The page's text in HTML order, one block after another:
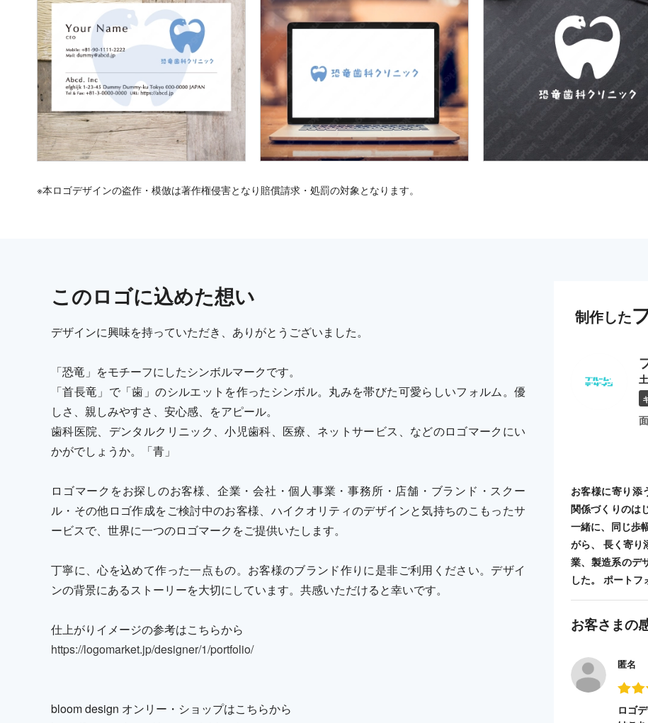
※本ロゴデザインの盗作・模倣は著作権侵害となり賠償請求・処罰の対象となります。
このロゴに込めた想い
デザインに興味を持っていただき、ありがとうございました。
「恐竜」をモチーフにしたシンボルマークです。
「首長竜」で「歯」のシルエットを作ったシンボル。丸みを帯びた可愛らしいフォルム。優
しさ、親しみやすさ、安心感、をアピール。
歯科医院、デンタルクリニック、小児歯科、医療、ネットサービス、などのロゴマークにい
かがでしょうか。「青」
ロゴマークをお探しのお客様、企業・会社・個人事業・事務所・店舗・ブランド・スクー
ル・その他ロゴ作成をご検討中のお客様、ハイクオリティのデザインと気持ちのこもったサ
ービスで、世界に一つのロゴマークをご提供いたします。
丁寧に、心を込めて作った一点もの。お客様のブランド作りに是非ご利用ください。デザイ
ンの背景にあるストーリーを大切にしています。共感いただけると幸いです。
仕上がりイメージの参考はこちらから
https://logomarket.jp/designer/1/portfolio/
bloom design オンリー・ショップはこちらから
制作した
お客様に寄り添
関係づくりのは
一緒に、同じ歩
がら、 長く寄り
業、製造系のデ
した。 ポート
お客さまの
匿名
ロゴ